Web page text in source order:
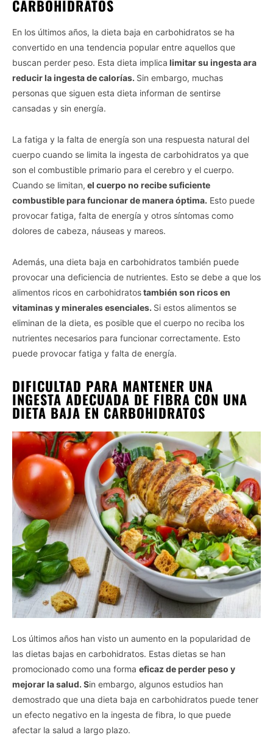
CARBOHIDRATOS
En los últimos años, la dieta baja en carbohidratos se ha
convertido en una tendencia popular entre aquellos que
buscan perder peso. Esta dieta implica limitar su ingesta ara
reducir la ingesta de calorías. Sin embargo, muchas
personas que siguen esta dieta informan de sentirse
cansadas y sin energía.
La fatiga y la falta de energía son una respuesta natural del
cuerpo cuando se limita la ingesta de carbohidratos ya que
son el combustible primario para el cerebro y el cuerpo.
Cuando se limitan, el cuerpo no recibe suficiente
combustible para funcionar de manera óptima. Esto puede
provocar fatiga, falta de energía y otros síntomas como
dolores de cabeza, náuseas y mareos.
Además, una dieta baja en carbohidratos también puede
provocar una deficiencia de nutrientes. Esto se debe a que los
alimentos ricos en carbohidratostambién son ricos en
vitaminas y minerales esenciales. Si estos alimentos se
eliminan de la dieta, es posible que el cuerpo no reciba los
nutrientes necesarios para funcionar correctamente. Esto
puede provocar fatiga y falta de energía.
DIFICULTAD PARA MANTENER UNA
INGESTA ADECUADA DE FIBRA CON UNA
DIETA BAJA EN CARBOHIDRATOS
Los últimos años han visto un aumento en la popularidad de
las dietas bajas en carbohidratos. Estas dietas se han
promocionado como una forma eficaz de perder peso y
mejorar la salud. Sin embargo, algunos estudios han
demostrado que una dieta baja en carbohidratos puede tener
un efecto negativo en la ingesta de fibra, lo que puede
afectar la salud a largo plazo.